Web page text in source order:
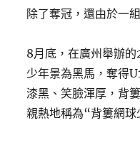
除了奪冠，還由於一
8月底，在廣州舉辦
少年景為黑馬，奪得
漆黑、笑臉渾厚，背
親熱地稱為“背簍網球